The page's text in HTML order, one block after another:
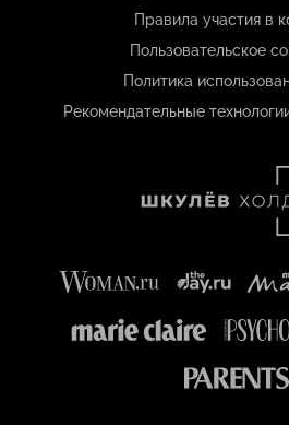
Правила участия в
Пользовательское
Политика
Рекомендательные